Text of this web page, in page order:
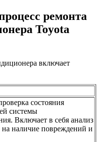
ремонта
Toyota
включает
состояния
системы
Включает в себя анализ
на наличие повреждений и